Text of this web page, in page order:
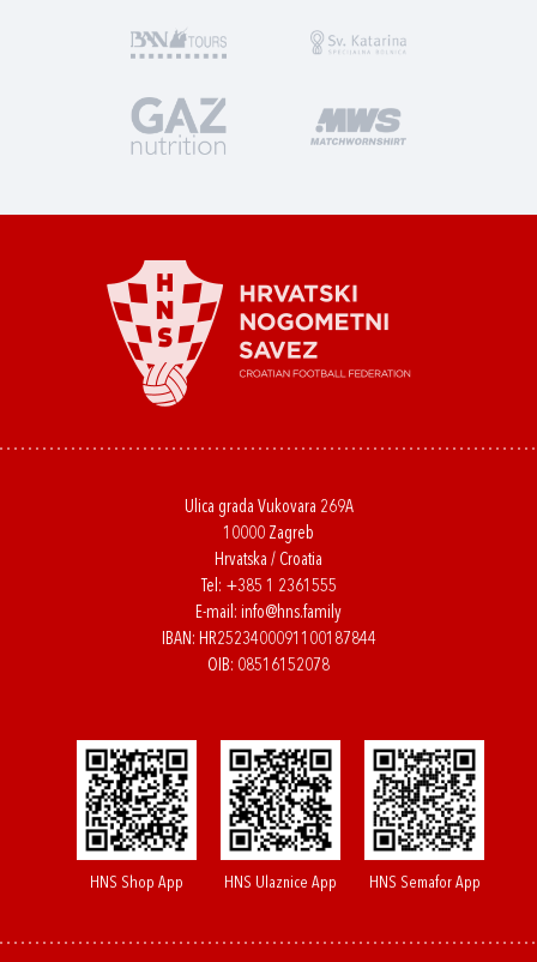
Ulica grada Vukovara 269A
10000 Zagreb
Hrvatska / Croatia
Tel: +385 1 2361555
E-mail: info@hns.family
IBAN: HR2523400091100187844
OIB: 08516152078
HNS Shop App HNS Ulaznice App HNS Semafor App